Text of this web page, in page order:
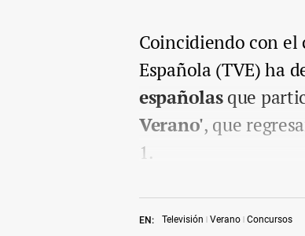
EN: Televisión Verano Concursos
Coincidiendo con
Española (TVE) ha
españolasque
Verano', que
1.